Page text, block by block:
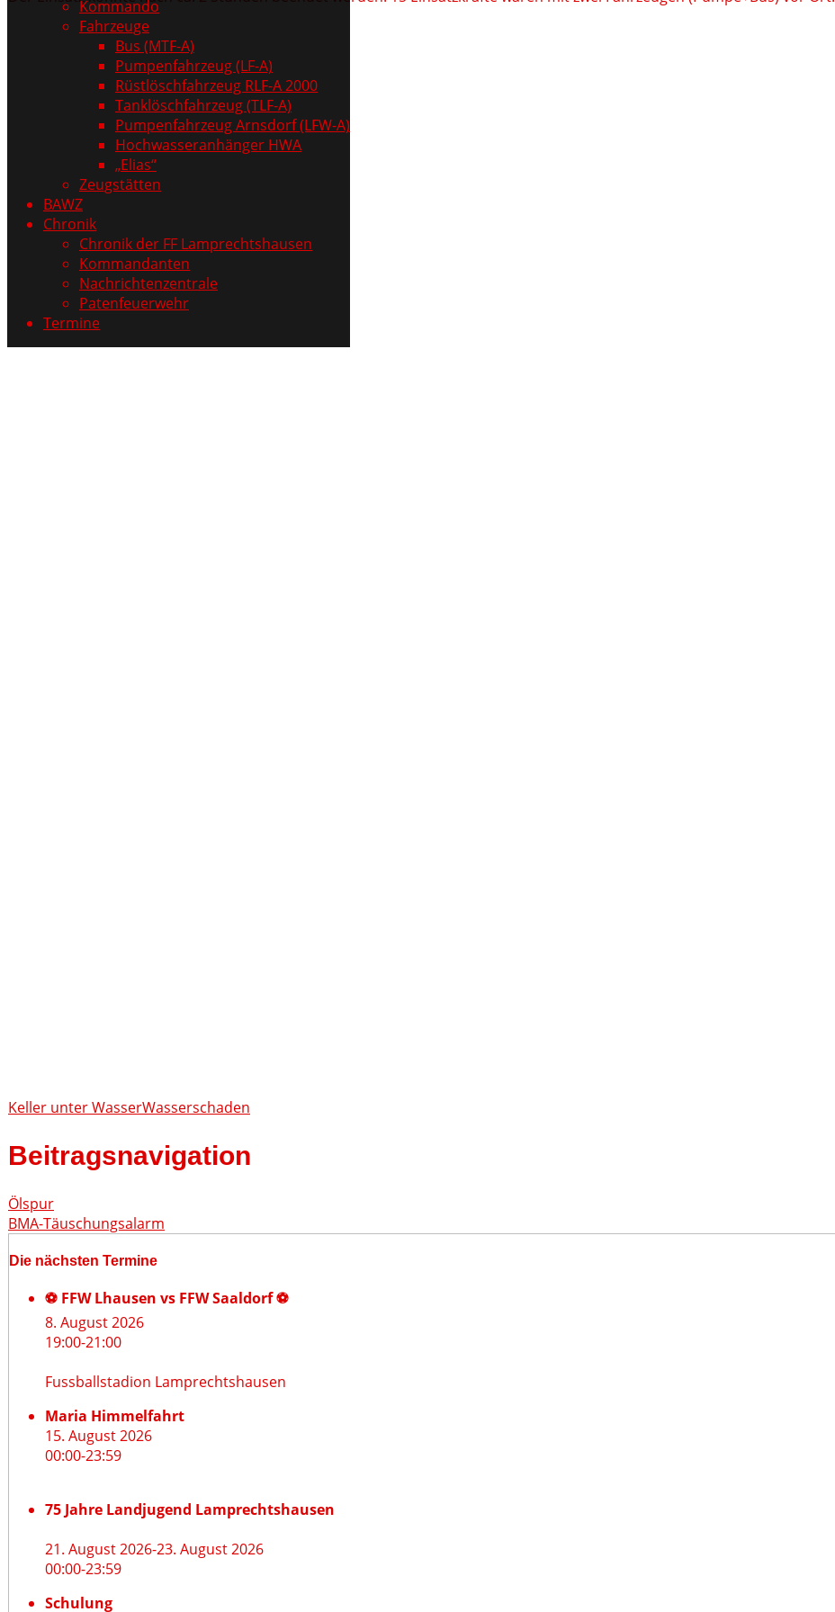
Kommando
Fahrzeuge
Bus (MTF-A)
Pumpenfahrzeug (LF-A)
Rüstlöschfahrzeug RLF-A 2000
Tanklöschfahrzeug (TLF-A)
Pumpenfahrzeug Arnsdorf (LFW-A)
Hochwasseranhänger HWA
„Elias“
Zeugstätten
BAWZ
Chronik
Chronik der FF Lamprechtshausen
Kommandanten
Nachrichtenzentrale
Patenfeuerwehr
Termine
Keller unter WasserWasserschaden
Beitragsnavigation
Ölspur
BMA-Täuschungsalarm
Die nächsten Termine
⚽ FFW Lhausen vs FFW Saaldorf ⚽
8. August 2026
19:00-21:00
Fussballstadion Lamprechtshausen
Maria Himmelfahrt
15. August 2026
00:00-23:59
75 Jahre Landjugend Lamprechtshausen
21. August 2026-23. August 2026
00:00-23:59
Schulung